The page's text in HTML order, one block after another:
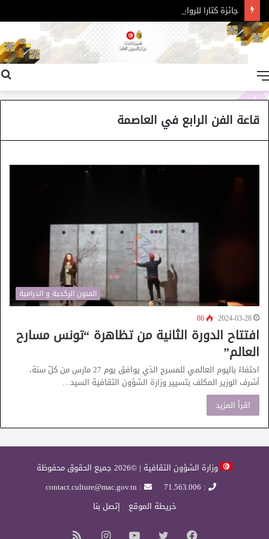
جائزة كتارا للرواية العربية – الدورة 11
قاعة الفن الرابع في العاصمة
الفنون الركحية و الدرامية
2024-03-28
86
افتتاح الدورة الثانية من تظاهرة “تونس مسارح
العالم”
احتفاءً باليوم العالمي للمسرح الذي يوافق يوم 27 مارس من كلّ سنة،
أشرف الوزير المكلف بتسيير وزارة الشؤون الثقافية السيد…
اقرأ المزيد
وزارة الشؤون الثقافية | ©2026 جميع الحقوق محفوظة
: 71.563.006
: contact.culture@mac.gov.tn
خريطة الموقع
إتصل بنا